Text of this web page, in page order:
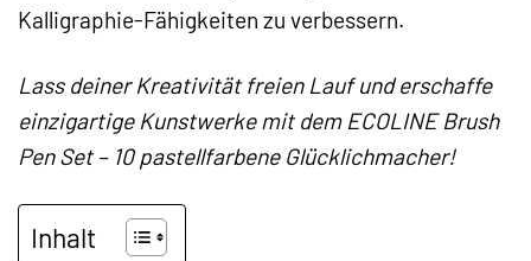
Kalligraphie-Fähigkeiten zu verbessern.
Lass deiner Kreativität freien Lauf und erschaffe
einzigartige Kunstwerke mit dem ECOLINE Brush
Pen Set – 10 pastellfarbene Glücklichmacher!
Inhalt